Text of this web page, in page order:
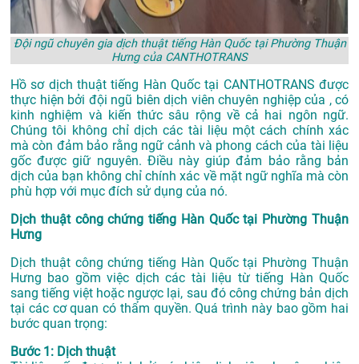
Đội ngũ chuyên gia dịch thuật tiếng Hàn Quốc tại Phường Thuận
Hưng của CANTHOTRANS
Hồ sơ dịch thuật tiếng Hàn Quốc tại CANTHOTRANS được
thực hiện bởi đội ngũ biên dịch viên chuyên nghiệp của , có
kinh nghiệm và kiến thức sâu rộng về cả hai ngôn ngữ.
Chúng tôi không chỉ dịch các tài liệu một cách chính xác
mà còn đảm bảo rằng ngữ cảnh và phong cách của tài liệu
gốc được giữ nguyên. Điều này giúp đảm bảo rằng bản
dịch của bạn không chỉ chính xác về mặt ngữ nghĩa mà còn
phù hợp với mục đích sử dụng của nó.
Dịch thuật công chứng tiếng Hàn Quốc tại Phường Thuận
Hưng
Dịch thuật công chứng tiếng Hàn Quốc tại Phường Thuận
Hưng bao gồm việc dịch các tài liệu từ tiếng Hàn Quốc
sang tiếng việt hoặc ngược lại, sau đó công chứng bản dịch
tại các cơ quan có thẩm quyền. Quá trình này bao gồm hai
bước quan trọng:
Bước 1: Dịch thuật